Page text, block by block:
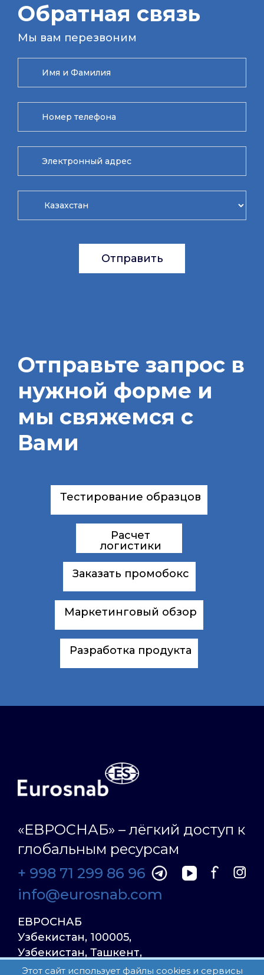
Обратная связь
Мы вам перезвоним
Отправить
Отправьте запрос в
нужной форме и
мы свяжемся с
Вами
Тестирование образцов
Расчет
логистики
Заказать промобокс
Маркетинговый обзор
Разработка продукта
«ЕВРОСНАБ» – лёгкий доступ к
глобальным ресурсам
+ 998 71 299 86 96
info@eurosnab.com
ЕВРОСНАБ
Узбекистан, 100005,
Узбекистан, Ташкент,
Улица Фаргона Йули
Этот сайт использует файлы cookies и сервисы